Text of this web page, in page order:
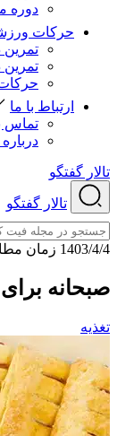
دوره
حرکات
تمرین
تمرین
ارتباط با ما
تماس
تالار گفتگو
تالار گفتگو
1403/4/4 ﺯﻣﺎﻥ ﻣﻄﺎﻟﻌﻪ:
صبحانه
تغذیه